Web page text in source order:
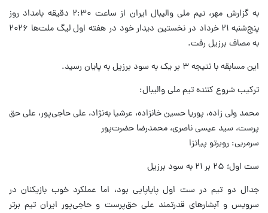
به گزارش مهر، تیم ملی والیبال ایران از ساعت ۲:۳۰ دقیقه بامداد روز
پنج‌شنبه ۲۱ خرداد در نخستین دیدار خود در هفته اول لیگ ملت‌ها ۲۰۲۶
به مصاف برزیل رفت.
این مسابقه با نتیجه ۳ بر یک به سود برزیل به پایان رسید.
ترکیب شروع کننده تیم ملی والیبال:
محمد ولی زاده، پوریا حسین خانزاده، عرشیا به‌نژاد، علی حاجی‌پور، علی حق
پرست، سید عیسی ناصری، محمدرضا حضرت‌پور
سرمربی: روبرتو پیاتزا
ست اول؛ ۲۵ بر ۲۱ به سود برزیل
جدال دو تیم در ست اول پایاپایی بود، اما عملکرد خوب بازیکنان در
سرویس و آبشارهای قدرتمند علی حق‌پرست و حاجی‌پور ایران تیم برتر